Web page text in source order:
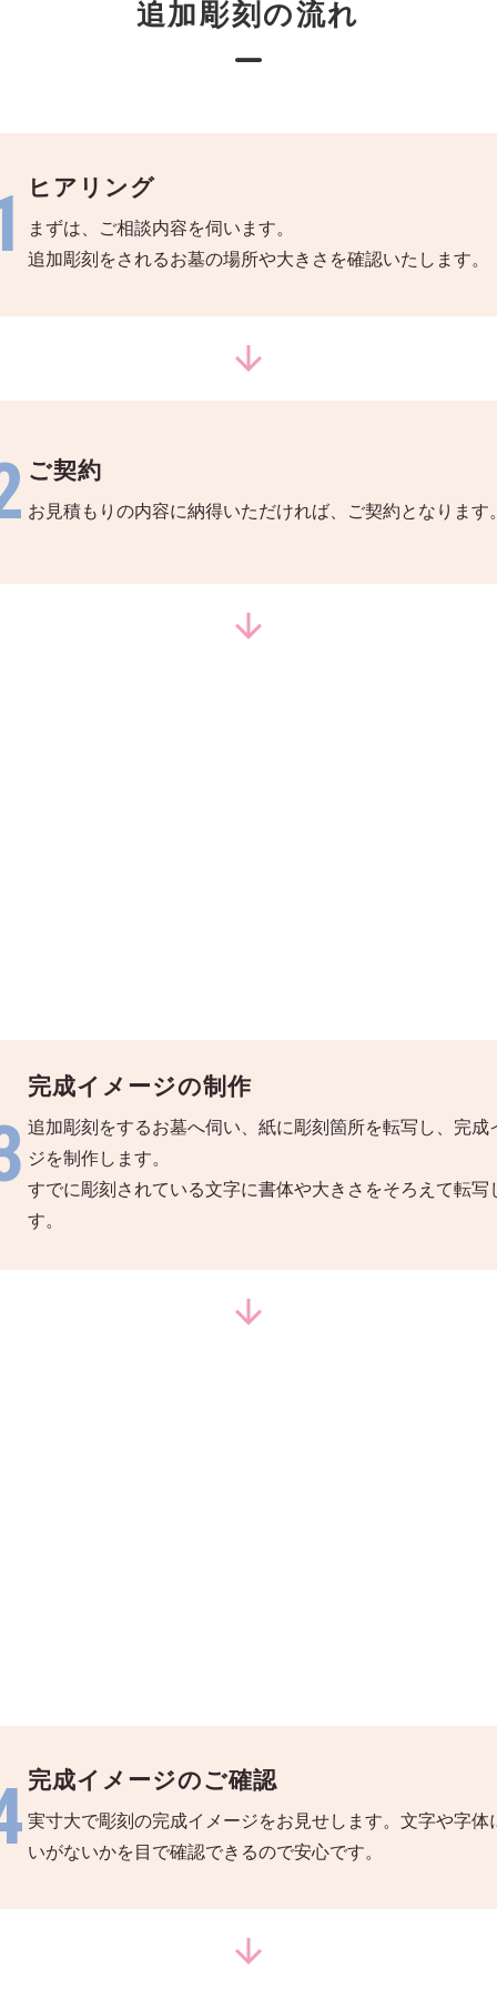
追加彫刻の流れ
ヒアリング
まずは、ご相談内容を伺います。
追加彫刻をされるお墓の場所や大きさを確認いたします。
arrow_downward
ご契約
お見積もりの内容に納得いただければ、ご契約となります
arrow_downward
完成イメージの制作
追加彫刻をするお墓へ伺い、紙に彫刻箇所を転写し、完成
ジを制作します。
すでに彫刻されている文字に書体や大きさをそろえて転写
す。
arrow_downward
完成イメージのご確認
実寸大で彫刻の完成イメージをお見せします。文字や字体
いがないかを目で確認できるので安心です。
arrow_downward